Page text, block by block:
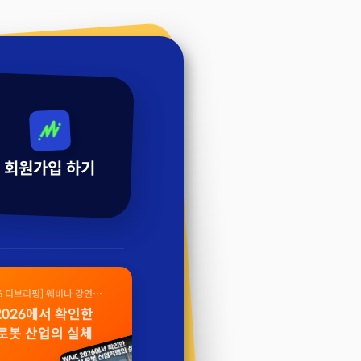
회원가입 하기
브리핑] 웨비나 강연
에서 확인한
봇 산업의 실체